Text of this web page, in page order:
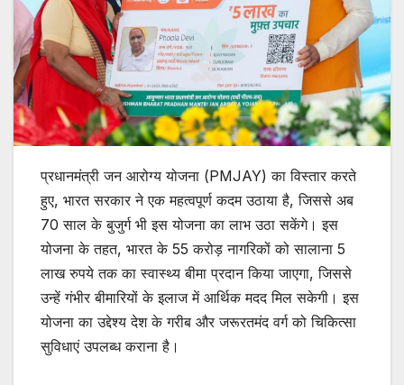
प्रधानमंत्री जन आरोग्य योजना (PMJAY) का विस्तार करते
हुए, भारत सरकार ने एक महत्वपूर्ण कदम उठाया है, जिससे अब
70 साल के बुजुर्ग भी इस योजना का लाभ उठा सकेंगे। इस
योजना के तहत, भारत के 55 करोड़ नागरिकों को सालाना 5
लाख रुपये तक का स्वास्थ्य बीमा प्रदान किया जाएगा, जिससे
उन्हें गंभीर बीमारियों के इलाज में आर्थिक मदद मिल सकेगी। इस
योजना का उद्देश्य देश के गरीब और जरूरतमंद वर्ग को चिकित्सा
सुविधाएं उपलब्ध कराना है।